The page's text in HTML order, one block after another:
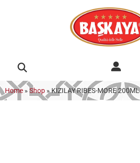
Home » Shop »KIZILAY RIBES-MORE 200ML